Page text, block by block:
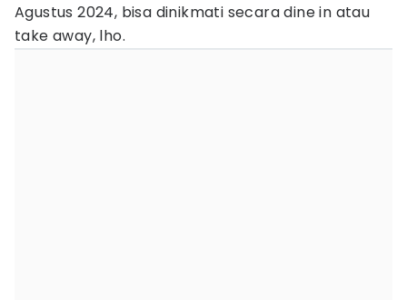
Agustus 2024, bisa dinikmati secara dine in atau
take away, lho.